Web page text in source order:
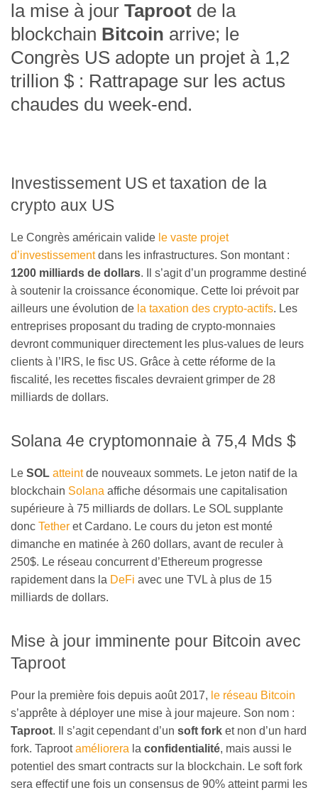
la mise à jour Taproot de la
blockchain Bitcoin arrive; le
Congrès US adopte un projet à 1,2
trillion $ : Rattrapage sur les actus
chaudes du week-end.
Investissement US et taxation de la
crypto aux US
Le Congrès américain valide le vaste projet
d’investissementdans les infrastructures. Son montant :
1200 milliards de dollars. Il s’agit d’un programme destiné
à soutenir la croissance économique. Cette loi prévoit par
ailleurs une évolution de la taxation des crypto-actifs. Les
entreprises proposant du trading de crypto-monnaies
devront communiquer directement les plus-values de leurs
clients à l’IRS, le fisc US. Grâce à cette réforme de la
fiscalité, les recettes fiscales devraient grimper de 28
milliards de dollars.
Solana 4e cryptomonnaie à 75,4 Mds $
Le SOL atteintde nouveaux sommets. Le jeton natif de la
blockchain Solana affiche désormais une capitalisation
supérieure à 75 milliards de dollars. Le SOL supplante
donc Tether et Cardano. Le cours du jeton est monté
dimanche en matinée à 260 dollars, avant de reculer à
250$. Le réseau concurrent d’Ethereum progresse
rapidement dans la DeFi avec une TVL à plus de 15
milliards de dollars.
Mise à jour imminente pour Bitcoin avec
Taproot
Pour la première fois depuis août 2017, le réseau Bitcoin
s’apprête à déployer une mise à jour majeure. Son nom :
Taproot. Il s’agit cependant d’un soft fork et non d’un hard
fork. Taprootaméliorera la confidentialité, mais aussi le
potentiel des smart contracts sur la blockchain. Le soft fork
sera effectif une fois un consensus de 90% atteint parmi les